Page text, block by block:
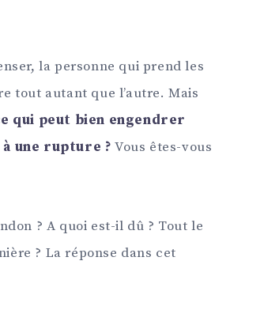
la personne qui prend les
tout autant que l’autre. Mais
qui peut bien engendrer
une rupture ? Vous êtes-vous
? A quoi est-il dû ? Tout le
? La réponse dans cet